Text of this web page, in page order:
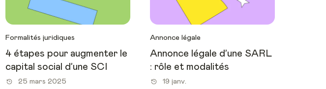
Formalités juridiques
4 étapes pour augmenter le
capital social d’une SCI
25 mars 2025
Annonce légale
Annonce légale d’une SARL
: rôle et modalités
19 janv.